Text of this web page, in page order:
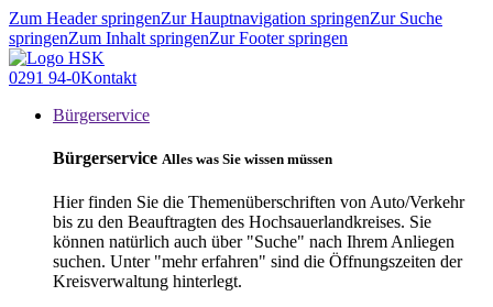
Zum Header springenZur Hauptnavigation springenZur Suche
springenZum Inhalt springenZur Footer springen
0291 94-0Kontakt
Bürgerservice
Bürgerservice Alles was Sie wissen müssen
Hier finden Sie die Themenüberschriften von Auto/Verkehr
bis zu den Beauftragten des Hochsauerlandkreises. Sie
können natürlich auch über "Suche" nach Ihrem Anliegen
suchen. Unter "mehr erfahren" sind die Öffnungszeiten der
Kreisverwaltung hinterlegt.